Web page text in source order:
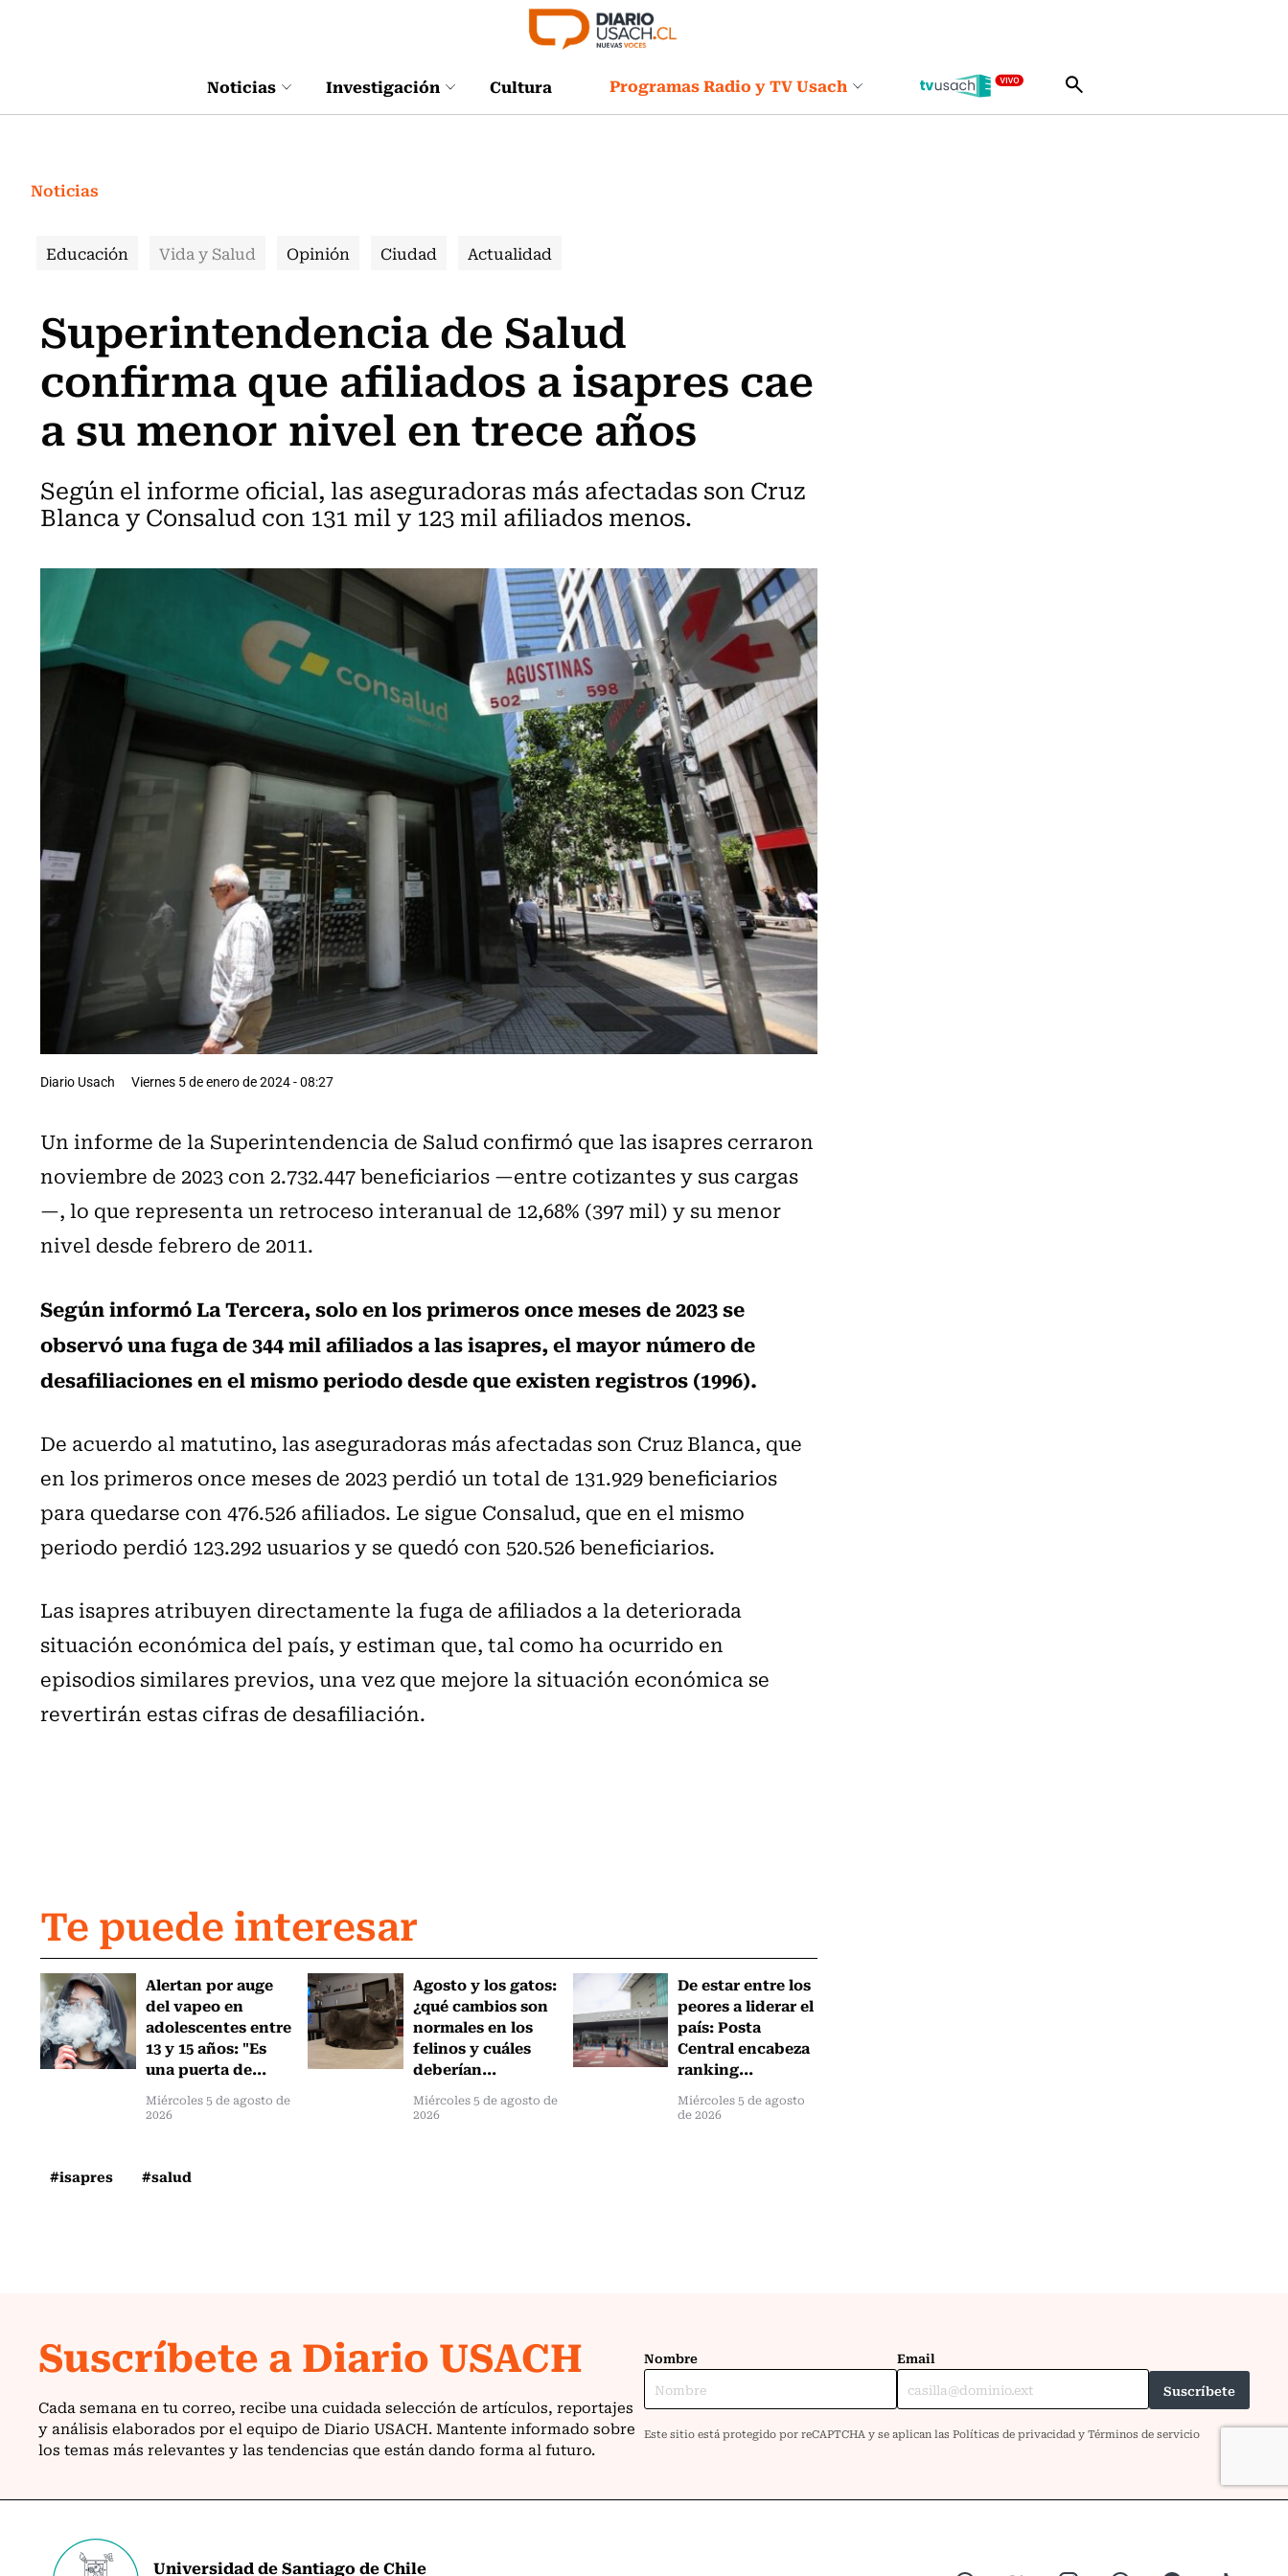
Noticias Investigación Cultura Programas Radio y TV Usach
Noticias
Educación Vida y Salud Opinión Ciudad Actualidad
Superintendencia de Salud
confirma que afiliados a isapres cae
a su menor nivel en trece años
Según el informe oficial, las aseguradoras más afectadas son Cruz
Blanca y Consalud con 131 mil y 123 mil afiliados menos.
Diario Usach Viernes 5 de enero de 2024 - 08:27
Un informe de la Superintendencia de Salud confirmó que las isapres cerraron
noviembre de 2023 con 2.732.447 beneficiarios —entre cotizantes y sus cargas
—, lo que representa un retroceso interanual de 12,68% (397 mil) y su menor
nivel desde febrero de 2011.
Según informó La Tercera, solo en los primeros once meses de 2023 se
observó una fuga de 344 mil afiliados a las isapres, el mayor número de
desafiliaciones en el mismo periodo desde que existen registros (1996).
De acuerdo al matutino, las aseguradoras más afectadas son Cruz Blanca, que
en los primeros once meses de 2023 perdió un total de 131.929 beneficiarios
para quedarse con 476.526 afiliados. Le sigue Consalud, que en el mismo
periodo perdió 123.292 usuarios y se quedó con 520.526 beneficiarios.
Las isapres atribuyen directamente la fuga de afiliados a la deteriorada
situación económica del país, y estiman que, tal como ha ocurrido en
episodios similares previos, una vez que mejore la situación económica se
revertirán estas cifras de desafiliación.
Te puede interesar
Alertan por auge
del vapeo en
adolescentes entre
13 y 15 años: "Es
una puerta de...
Miércoles 5 de agosto de
2026
Agosto y los gatos:
¿qué cambios son
normales en los
felinos y cuáles
deberían...
Miércoles 5 de agosto de
2026
De estar entre los
peores a liderar el
país: Posta
Central encabeza
ranking...
Miércoles 5 de agosto
de 2026
#isapres #salud
Universidad de Santiago de Chile